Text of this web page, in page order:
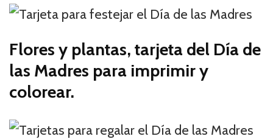
Flores y plantas, tarjeta del Día de
las Madres para imprimir y
colorear.